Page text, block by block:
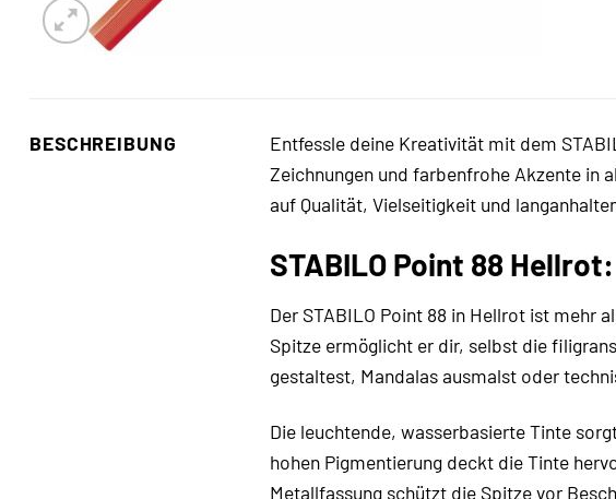
BESCHREIBUNG
Entfessle deine Kreativität mit dem
Zeichnungen und farbenfrohe Akzente in
auf Qualität, Vielseitigkeit und
STABILO Point 88
Der STABILO Point 88 in Hellrot ist mehr
Spitze ermöglicht er dir, selbst die
gestaltest, Mandalas ausmalst oder
Die leuchtende, wasserbasierte Tinte
hohen Pigmentierung deckt die Tinte
Metallfassung schützt die Spitze vor